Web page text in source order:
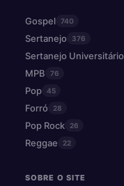
Gospel 740
Sertanejo 376
Sertanejo Universitário
MPB 76
Pop 45
Forró 28
Pop Rock 26
Reggae 22
SOBRE O SITE